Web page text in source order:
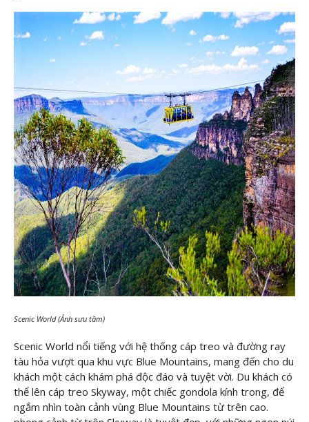
Scenic World (Ảnh sưu tầm)
Scenic World nổi tiếng với hệ thống cáp treo và đường ray
tàu hỏa vượt qua khu vực Blue Mountains, mang đến cho du
khách một cách khám phá độc đáo và tuyệt vời. Du khách có
thể lên cáp treo Skyway, một chiếc gondola kính trong, để
ngắm nhìn toàn cảnh vùng Blue Mountains từ trên cao.